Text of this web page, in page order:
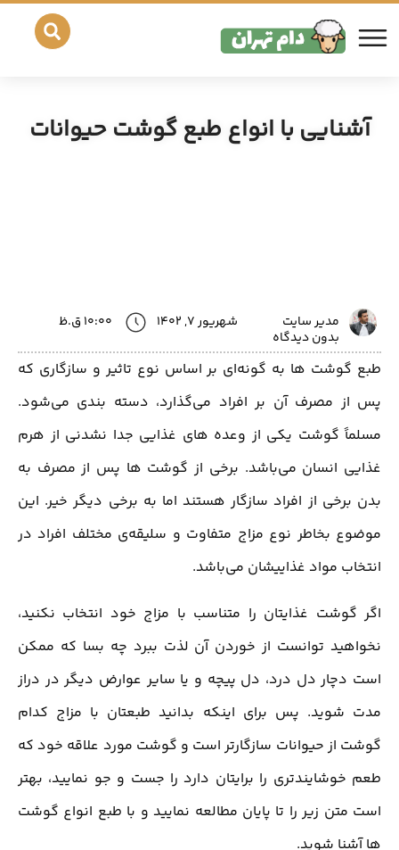
آشنایی با انواع طبع گوشت حیوانات
مدیر سایت شهریور 7, 1402
10:00 ق.ظ
بدون دیدگاه
طبع گوشت ها به گونه‌ای بر اساس نوع تاثیر و سازگاری که
پس از مصرف آن بر افراد می‌گذارد، دسته بندی می‌شود.
مسلماً گوشت یکی از وعده های غذایی جدا نشدنی از هرم
غذایی انسان می‌باشد. برخی از گوشت ها پس از مصرف به
بدن برخی از افراد سازگار هستند اما به برخی دیگر خیر. این
موضوع بخاطر نوع مزاج متفاوت و سلیقه‌ی مختلف افراد در
انتخاب مواد غذاییشان می‌باشد.
اگر گوشت غذایتان را متناسب با مزاج خود انتخاب نکنید،
نخواهید توانست از خوردن آن لذت ببرد چه بسا که ممکن
است دچار دل درد، دل پیچه و یا سایر عوارض دیگر در دراز
مدت شوید. پس برای اینکه بدانید طبعتان با مزاج کدام
گوشت از حیوانات سازگارتر است و گوشت مورد علاقه خود که
طعم خوشایندتری را برایتان دارد را جست و جو نمایید، بهتر
است متن زیر را تا پایان مطالعه نمایید و با طبع انواع گوشت
ها آشنا شوید.